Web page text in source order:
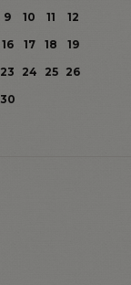
9 10 11
12
16 17 18
19
23 24 25
26
30